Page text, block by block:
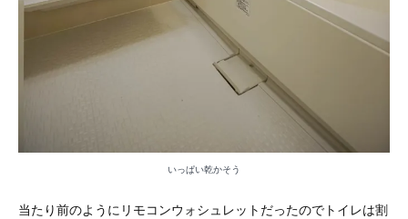
いっぱい乾かそう
当たり前のようにリモコンウォシュレットだったのでトイレは割